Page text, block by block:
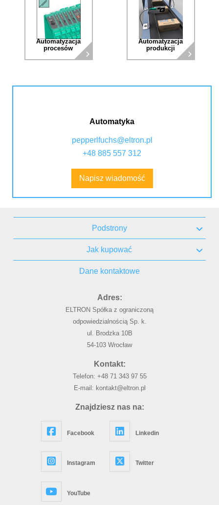
Automatyzacja
procesów
Automatyzacja
produkcji
Automatyka
pepperlfuchs@eltron.pl
+48 885 557 312
Napisz wiadomość
Podstrony
Jak kupować
Dane kontaktowe
Adres:
ELTRON Spółka z ograniczoną
odpowiedzialnością Sp. k.
ul. Brodzka 10B
54-103 Wrocław
Kontakt:
Telefon: +48 71 343 97 55
E-mail: kontakt@eltron.pl
Znajdziesz nas na:
Facebook Linkedin
Instagram Twitter
YouTube